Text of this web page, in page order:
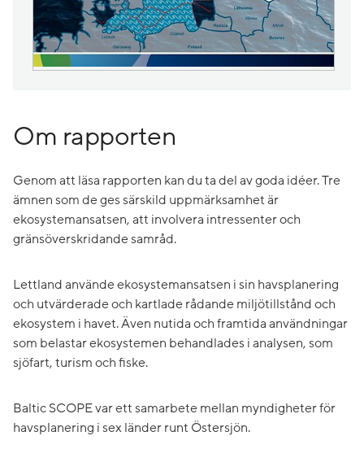
Om rapporten
Genom att läsa rapporten kan du ta del av goda idéer. Tre
ämnen som de ges särskild uppmärksamhet är
ekosystemansatsen, att involvera intressenter och
gränsöverskridande samråd.
Lettland använde ekosystemansatsen i sin havsplanering
och utvärderade och kartlade rådande miljötillstånd och
ekosystem i havet. Även nutida och framtida användningar
som belastar ekosystemen behandlades i analysen, som
sjöfart, turism och fiske.
Baltic SCOPE var ett samarbete mellan myndigheter för
havsplanering i sex länder runt Östersjön.